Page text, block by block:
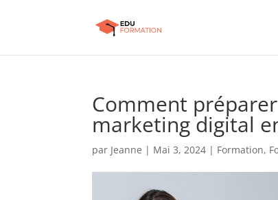
Comment
marketing digital
par Jeanne | Mai 3, 2024 | Formation,